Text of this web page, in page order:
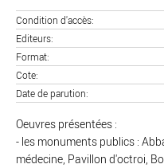
Condition d'accès
Editeurs
Format
Cote
Date de parution
Oeuvres présentées :
- les monuments publics :
médecine, Pavillon d'octroi,